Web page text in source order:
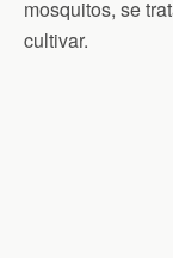
mosquitos, se
cultivar.